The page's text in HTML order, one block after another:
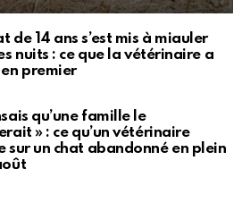
de 14 ans s’est mis à miauler
nuits : ce que la vétérinaire a
en premier
qu’une famille le
» : ce qu’un vétérinaire
sur un chat abandonné en plein